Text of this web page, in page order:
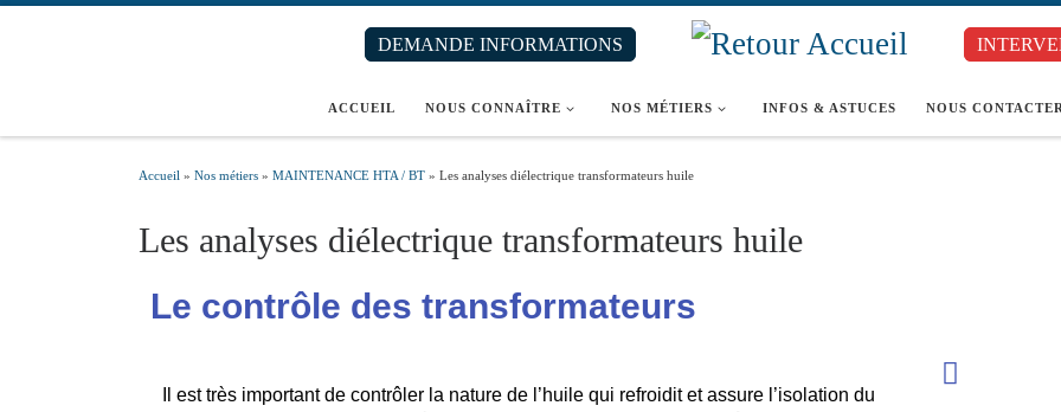
DEMANDE INFORMATIONS
ACCUEIL NOUS CONNAÎTRE NOS MÉTIERS INFOS & ASTUCES NOUS
Accueil » Nos métiers » MAINTENANCE HTA / BT » Les analyses diélectrique transformateurs huile
Les analyses diélectrique transformateurs huile
Le contrôle des transformateurs
Il est très important de contrôler la nature de l’huile qui refroidit et assure l’isolation du